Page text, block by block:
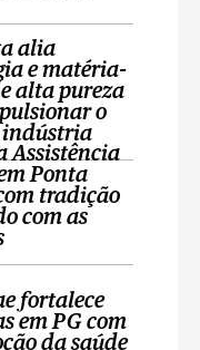
alia
e matéria-
alta pureza
o
indústria
Assistência
Ponta
tradição
com as
fortalece
em PG com
da saúde